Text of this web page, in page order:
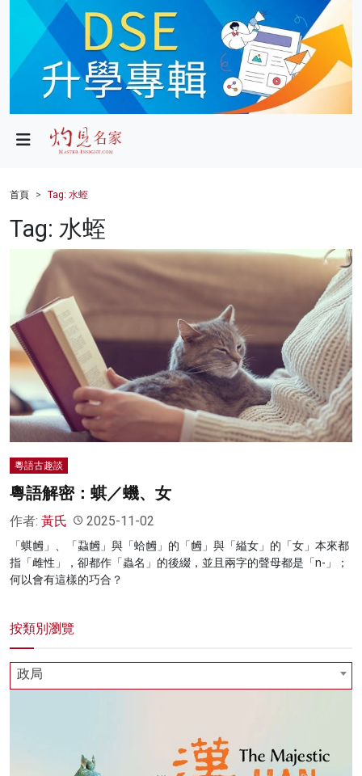
政局
財經
健康
商業
科技
影片
名家榜
灼見活動
首頁 Tag: 水蛭
Tag: 水蛭
粵語古趣談
粵語解密：蜞／蟣、女
作者: 黃氏 2025-11-02
「蜞乸」、「蝨乸」與「蛤乸」的「乸」與「縊女」的「女」本來都
指「雌性」，卻都作「蟲名」的後綴，並且兩字的聲母都是「n-」；
何以會有這樣的巧合？
按類別瀏覽
政局